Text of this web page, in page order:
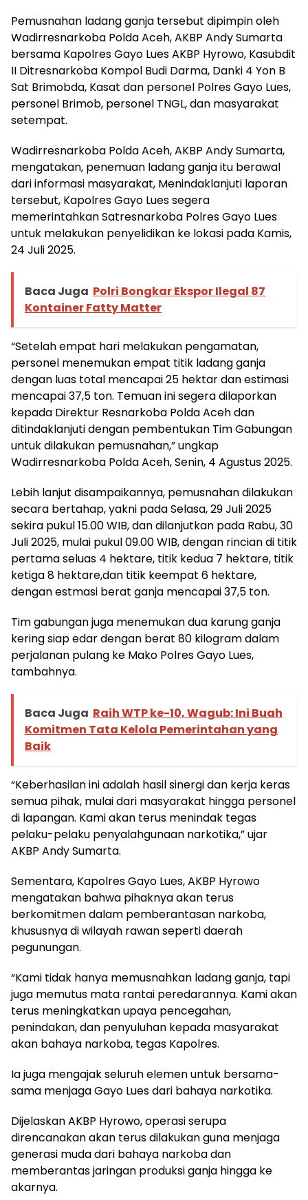
Pemusnahan ladang ganja tersebut dipimpin oleh
Wadirresnarkoba Polda Aceh, AKBP Andy Sumarta
bersama Kapolres Gayo Lues AKBP Hyrowo, Kasubdit
II Ditresnarkoba Kompol Budi Darma, Danki 4 Yon B
Sat Brimobda, Kasat dan personel Polres Gayo Lues,
personel Brimob, personel TNGL, dan masyarakat
setempat.
Wadirresnarkoba Polda Aceh, AKBP Andy Sumarta,
mengatakan, penemuan ladang ganja itu berawal
dari informasi masyarakat, Menindaklanjuti laporan
tersebut, Kapolres Gayo Lues segera
memerintahkan Satresnarkoba Polres Gayo Lues
untuk melakukan penyelidikan ke lokasi pada Kamis,
24 Juli 2025.
Baca Juga Polri Bongkar Ekspor Ilegal 87
Kontainer Fatty Matter
“Setelah empat hari melakukan pengamatan,
personel menemukan empat titik ladang ganja
dengan luas total mencapai 25 hektar dan estimasi
mencapai 37,5 ton. Temuan ini segera dilaporkan
kepada Direktur Resnarkoba Polda Aceh dan
ditindaklanjuti dengan pembentukan Tim Gabungan
untuk dilakukan pemusnahan,” ungkap
Wadirresnarkoba Polda Aceh, Senin, 4 Agustus 2025.
Lebih lanjut disampaikannya, pemusnahan dilakukan
secara bertahap, yakni pada Selasa, 29 Juli 2025
sekira pukul 15.00 WIB, dan dilanjutkan pada Rabu, 30
Juli 2025, mulai pukul 09.00 WIB, dengan rincian di titik
pertama seluas 4 hektare, titik kedua 7 hektare, titik
ketiga 8 hektare,dan titik keempat 6 hektare,
dengan estmasi berat ganja mencapai 37,5 ton.
Tim gabungan juga menemukan dua karung ganja
kering siap edar dengan berat 80 kilogram dalam
perjalanan pulang ke Mako Polres Gayo Lues,
tambahnya.
Baca Juga Raih WTP ke-10, Wagub: Ini Buah
Komitmen Tata Kelola Pemerintahan yang
Baik
“Keberhasilan ini adalah hasil sinergi dan kerja keras
semua pihak, mulai dari masyarakat hingga personel
di lapangan. Kami akan terus menindak tegas
pelaku-pelaku penyalahgunaan narkotika,” ujar
AKBP Andy Sumarta.
Sementara, Kapolres Gayo Lues, AKBP Hyrowo
mengatakan bahwa pihaknya akan terus
berkomitmen dalam pemberantasan narkoba,
khususnya di wilayah rawan seperti daerah
pegunungan.
“Kami tidak hanya memusnahkan ladang ganja, tapi
juga memutus mata rantai peredarannya. Kami akan
terus meningkatkan upaya pencegahan,
penindakan, dan penyuluhan kepada masyarakat
akan bahaya narkoba, tegas Kapolres.
Ia juga mengajak seluruh elemen untuk bersama-
sama menjaga Gayo Lues dari bahaya narkotika.
Dijelaskan AKBP Hyrowo, operasi serupa
direncanakan akan terus dilakukan guna menjaga
generasi muda dari bahaya narkoba dan
memberantas jaringan produksi ganja hingga ke
akarnya.